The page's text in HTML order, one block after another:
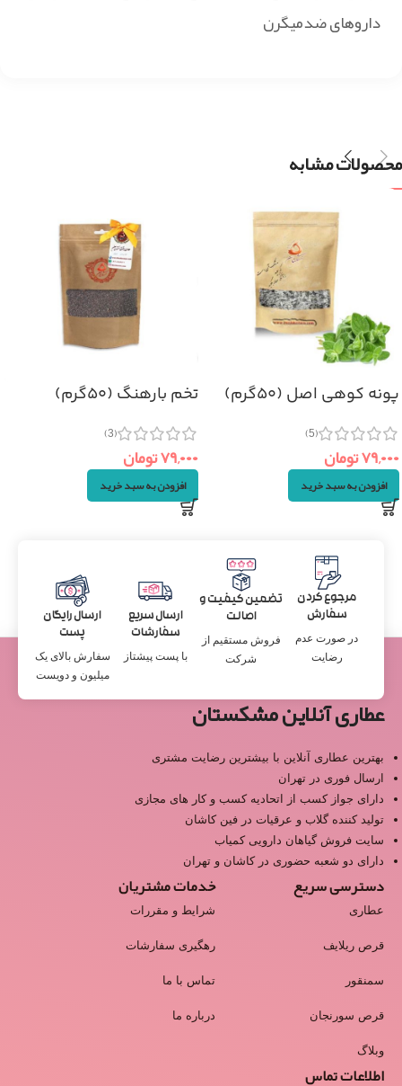
داروهای ضدمیگرن
محصولات مشابه
پونه کوهی اصل (۵۰گرم)
(5)
۷۹,۰۰۰تومان
افزودن به سبد خرید
تخم بارهنگ (۵۰گرم)
(3)
۷۹,۰۰۰تومان
افزودن به سبد خرید
مرجوع کردن
سفارش
در صورت عدم
رضایت
تضمین کیفیت و
اصالت
فروش مستقیم از
شرکت
ارسال سریع
سفارشات
با پست پیشتاز
ارسال رایگان
پست
سفارش بالای یک
میلیون و دویست
عطاری آنلاین مشکستان
بهترین عطاری آنلاین با بیشترین رضایت مشتری
ارسال فوری در تهران
دارای جواز کسب از اتحادیه کسب و کار های مجازی
تولید کننده گلاب و عرقیات در فین کاشان
سایت فروش گیاهان دارویی کمیاب
دارای دو شعبه حضوری در کاشان و تهران
دسترسی سریع
عطاری
قرص ریلایف
سمنقور
قرص سورنجان
وبلاگ
خدمات مشتریان
شرایط و مقررات
رهگیری سفارشات
تماس با ما
درباره ما
اطلاعات تماس